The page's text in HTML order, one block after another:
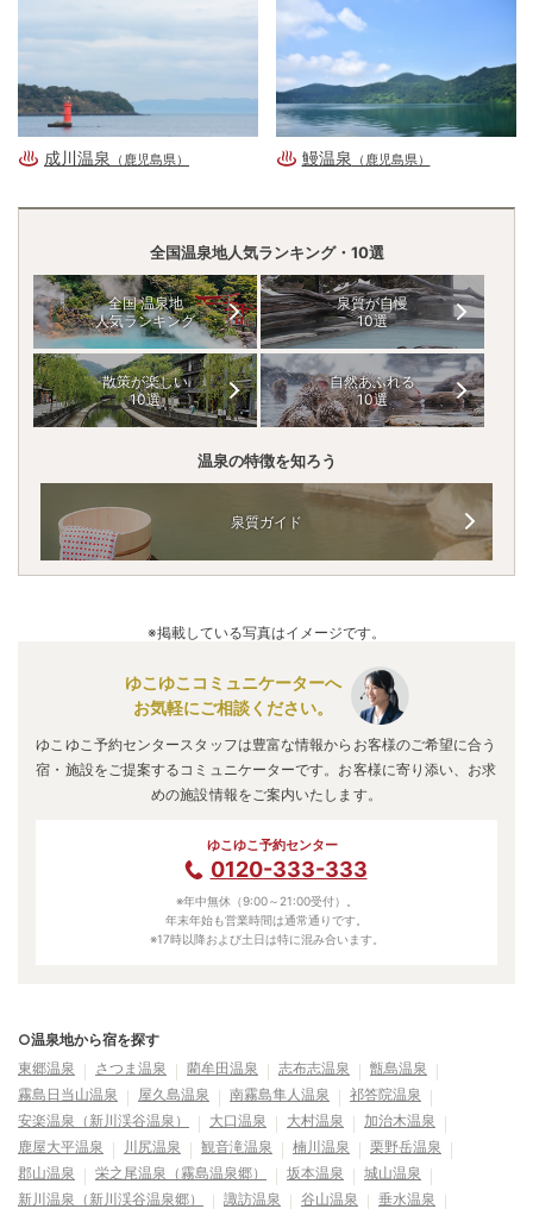
成川温泉 （鹿児島県） 鰻温泉 （鹿児島県）
全国温泉地人気ランキング・10選
全国 温泉地
人気ランキング
泉質が自慢
10選
散策が楽しい
10選
自然あふれる
10選
温泉の特徴を知ろう
泉質ガイド
※掲載している写真はイメージです。
ゆこゆこコミュニケーターへ
お気軽にご相談ください。
ゆこゆこ予約センタースタッフは豊富な情報からお客様のご希望に合う
宿・施設をご提案するコミュニケーターです。お客様に寄り添い、お求
めの施設情報をご案内いたします。
ゆこゆこ予約センター
0120-333-333
※年中無休（9:00～21:00受付）。
年末年始も営業時間は通常通りです。
※17時以降および土日は特に混み合います。
○温泉地から宿を探す
東郷温泉
さつま温泉 藺牟田温泉 志布志温泉
甑島温泉
霧島日当山温泉
屋久島温泉 南霧島隼人温泉
祁答院温泉
安楽温泉（新川渓谷温泉）
大口温泉 大村温泉
加治木温泉
鹿屋大平温泉
川尻温泉 観音滝温泉 楠川温泉
栗野岳温泉
郡山温泉
栄之尾温泉（霧島温泉郷） 坂本温泉
城山温泉
新川温泉（新川渓谷温泉郷）
諏訪温泉 谷山温泉
垂水温泉